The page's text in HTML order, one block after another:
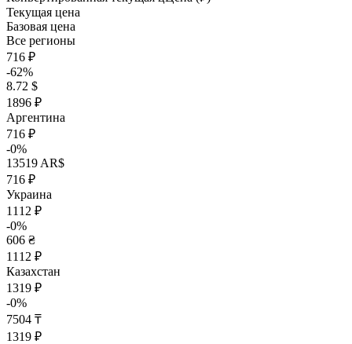
Текущая цена
Базовая цена
Все регионы
716 ₽
-62%
8.72 $
1896 ₽
Аргентина
716 ₽
-0%
13519 AR$
716 ₽
Украина
1112 ₽
-0%
606 ₴
1112 ₽
Казахстан
1319 ₽
-0%
7504 ₸
1319 ₽